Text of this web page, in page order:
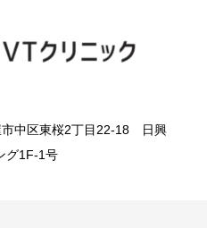
中区東桜2丁目22-18 日興
グ1F-1号